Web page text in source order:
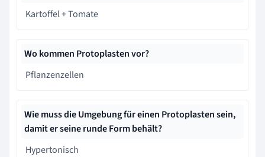
Kartoffel + Tomate
Wo kommen Protoplasten vor?
Pflanzenzellen
Wie muss die Umgebung für einen Protoplasten sein,
damit er seine runde Form behält?
Hypertonisch